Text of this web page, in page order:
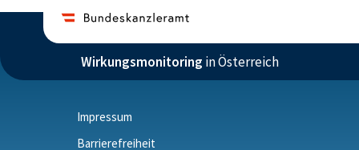
pandemiebedingte Rückgang im Jahr 2020 um 7,5 %
gegenüber dem Vorjahr, war demnach ein „Ausreißer“, der
vor allem auf Rückgänge im Verkehrssektor und der
Industrieproduktion zurückzuführen ist.
Forschungsquote in Österreich im Jahr 2021 bei 3,21 %, das
sind 12,9 Mrd. EUR, gegenüber 3,13 % und 3,22 % in den
Jahren 2019 und 2020. Trotz der getrübten Wirtschaftslage
Wirkungsmonitoring in Österreich
Impressum
Barrierefreiheit